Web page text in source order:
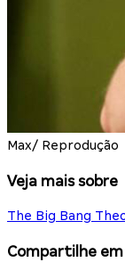
Max/ Reprodução
Veja mais sobre
The Big Bang
Compartilhe